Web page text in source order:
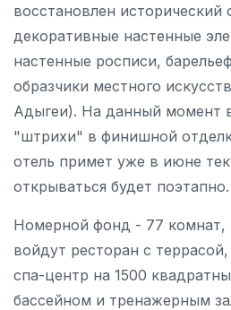
восстановлен исторический
декоративные настенные
настенные росписи,
образчики местного
Адыгеи). На данный момент
"штрихи" в финишной
отель примет уже в июне
открываться будет поэтапно.
Номерной фонд - 77 комнат,
войдут ресторан с
спа-центр на 1500
бассейном и тренажерным